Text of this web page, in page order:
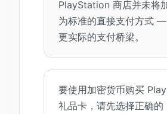
PlayStation 商店并未将
为标准的直接支付方式
更实际的支付桥梁。
要使用加密货币购买
礼品卡，请先选择正确的